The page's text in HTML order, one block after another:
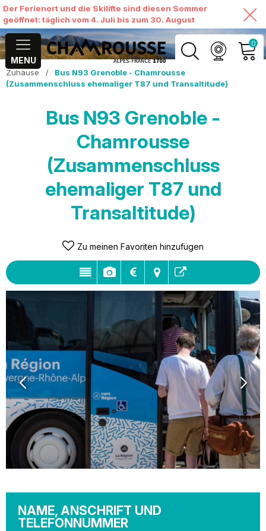
Der Ferienort und die Skilifte sind diesen Sommer
geöffnet: täglich vom 4. Juli bis zum 30. August
MENU
0
MEIN KONTO
ANSEHEN
Zuhause /
Bus N93 Grenoble - Chamrousse
(Zusammenschluss ehemaliger T87 und Transaltitude)
Bus N93 Grenoble -
Chamrousse
(Zusammenschluss
ehemaliger T87 und
Transaltitude)
Zu meinen Favoriten hinzufügen
NAME, ANSCHRIFT UND
TELEFONNUMMER